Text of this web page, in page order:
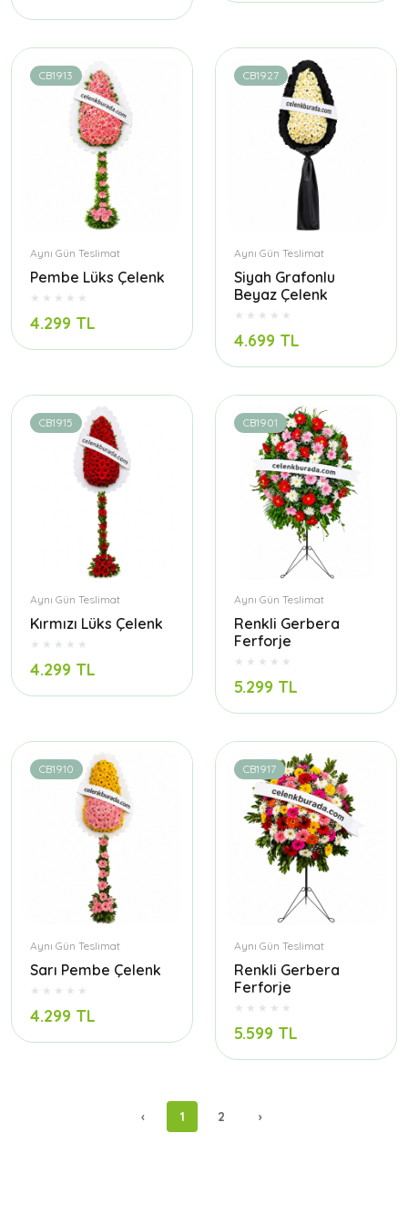
CB1913
Aynı Gün Teslimat
Pembe Lüks Çelenk
4.299 TL
CB1927
Aynı Gün Teslimat
Siyah Grafonlu
Beyaz Çelenk
4.699 TL
CB1915
Aynı Gün Teslimat
Kırmızı Lüks Çelenk
4.299 TL
CB1901
Aynı Gün Teslimat
Renkli Gerbera
Ferforje
5.299 TL
CB1910
Aynı Gün Teslimat
Sarı Pembe Çelenk
4.299 TL
CB1917
Aynı Gün Teslimat
Renkli Gerbera
Ferforje
5.599 TL
‹ 1 2 ›